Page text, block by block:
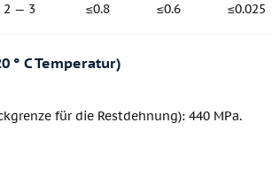
2 — 3 ≤0.8 ≤0.6 ≤0.025
° C Temperatur)
für die Restdehnung): 440 MPa.